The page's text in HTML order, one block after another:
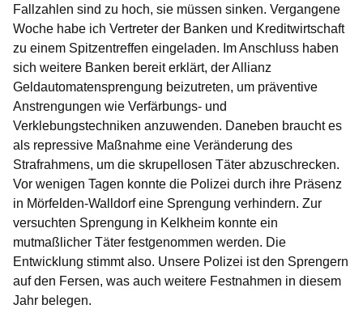
Fallzahlen sind zu hoch, sie müssen sinken. Vergangene
Woche habe ich Vertreter der Banken und Kreditwirtschaft
zu einem Spitzentreffen eingeladen. Im Anschluss haben
sich weitere Banken bereit erklärt, der Allianz
Geldautomatensprengung beizutreten, um präventive
Anstrengungen wie Verfärbungs- und
Verklebungstechniken anzuwenden. Daneben braucht es
als repressive Maßnahme eine Veränderung des
Strafrahmens, um die skrupellosen Täter abzuschrecken.
Vor wenigen Tagen konnte die Polizei durch ihre Präsenz
in Mörfelden-Walldorf eine Sprengung verhindern. Zur
versuchten Sprengung in Kelkheim konnte ein
mutmaßlicher Täter festgenommen werden. Die
Entwicklung stimmt also. Unsere Polizei ist den Sprengern
auf den Fersen, was auch weitere Festnahmen in diesem
Jahr belegen.